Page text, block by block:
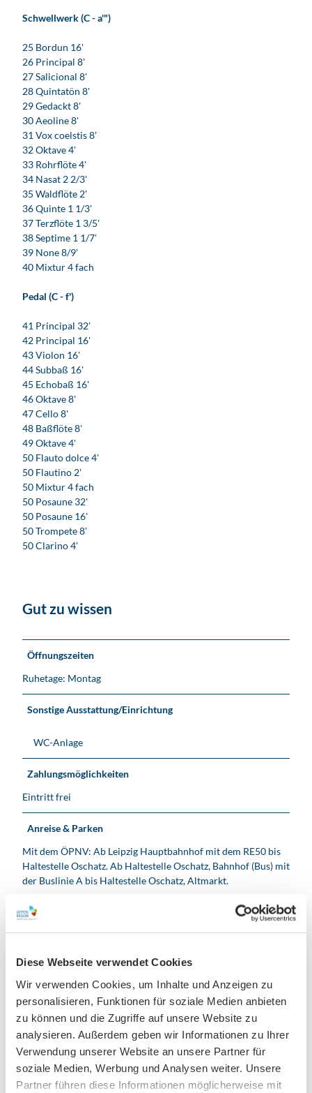
Diese Webseite verwendet Cookies
Wir verwenden Cookies, um Inhalte und Anzeigen zu
personalisieren, Funktionen für soziale Medien anbieten
zu können und die Zugriffe auf unsere Website zu
analysieren. Außerdem geben wir Informationen zu Ihrer
Verwendung unserer Website an unsere Partner für
soziale Medien, Werbung und Analysen weiter. Unsere
Partner führen diese Informationen möglicherweise mit
Schwellwerk (C - a'")
25 Bordun 16'
26 Principal 8'
27 Salicional 8'
28 Quintatön 8'
29 Gedackt 8'
30 Aeoline 8'
31 Vox coelstis 8'
32 Oktave 4'
33 Rohrflöte 4'
34 Nasat 2 2/3'
35 Waldflöte 2'
36 Quinte 1 1/3'
37 Terzflöte 1 3/5'
38 Septime 1 1/7'
39 None 8/9'
40 Mixtur 4 fach
Pedal (C - f')
41 Principal 32'
42 Principal 16'
43 Violon 16'
44 Subbaß 16'
45 Echobaß 16'
46 Oktave 8'
47 Cello 8'
48 Baßflöte 8'
49 Oktave 4'
50 Flauto dolce 4'
50 Flautino 2'
50 Mixtur 4 fach
50 Posaune 32'
50 Posaune 16'
50 Trompete 8'
50 Clarino 4'
Gut zu wissen
Öffnungszeiten
Ruhetage: Montag
Sonstige Ausstattung/Einrichtung
WC-Anlage
Zahlungsmöglichkeiten
Eintritt frei
Anreise & Parken
Mit dem ÖPNV: Ab Leipzig Hauptbahnhof mit dem RE50 bis
Haltestelle Oschatz. Ab Haltestelle Oschatz, Bahnhof (Bus) mit
der Buslinie A bis Haltestelle Oschatz, Altmarkt.
Mit dem PKW: Über die A14 bis Abfahrt Mutzschen. Weiter
auf der S38. Über die Oschatzer Straße und Wermsdorfer
Leipzig Tourismus und Marketing GmbH
Lizenz (Stammdaten)
Leipzig Tourismus und Marketing GmbH